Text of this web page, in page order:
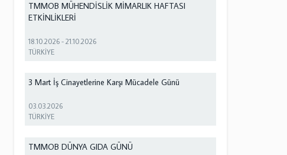
TMMOB MÜHENDİSLİK MİMARLIK HAFTASI
ETKİNLİKLERİ
18.10.2026 -21.10.2026
TÜRKİYE
3 Mart İş Cinayetlerine Karşı Mücadele Günü
03.03.2026
TÜRKİYE
TMMOB DÜNYA GIDA GÜNÜ